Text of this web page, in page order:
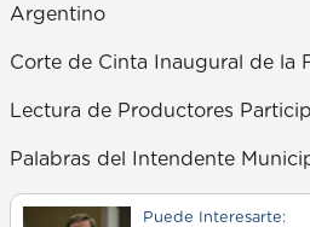
Argentino
Corte de Cinta Inaugural de la
Lectura de Productores
Palabras del Intendente
Puede Interesarte: